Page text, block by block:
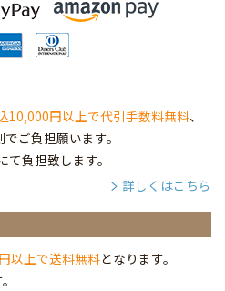
10,000円以上で代引手数料無料、
ご負担願います。
負担致します。
詳しくはこちら
以上で送料無料となります。